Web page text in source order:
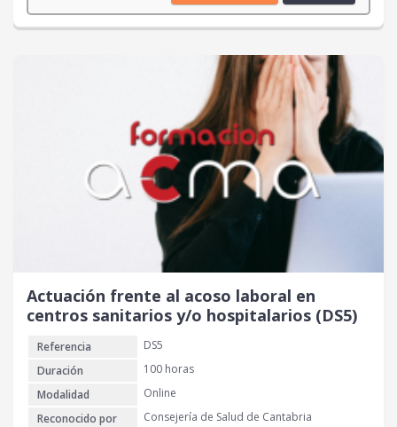
Actuación frente al acoso laboral en
centros sanitarios y/o hospitalarios (DS5)
Referencia
DS5
Duración
100 horas
Modalidad
Online
Reconocido por
Consejería de Salud de Cantabria